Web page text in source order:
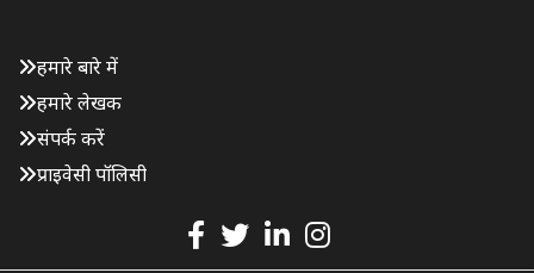
हमारे बारे में
हमारे लेखक
संपर्क करें
प्राइवेसी पॉलिसी